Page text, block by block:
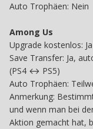
Auto Trophäen: Nein
Among Us
Upgrade kostenlos: Ja
Save Transfer: Ja,
(PS4 ↔ PS5)
Auto Trophäen:
Anmerkung:
und wenn man bei
Aktion gemacht hat,